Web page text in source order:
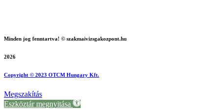
Minden jog fenntartva! © szakmaivizsgakozpont.hu
2026
Copyright © 2023 OTCM Hungary Kft.
Megszakítás
Eszköztár megnyitása